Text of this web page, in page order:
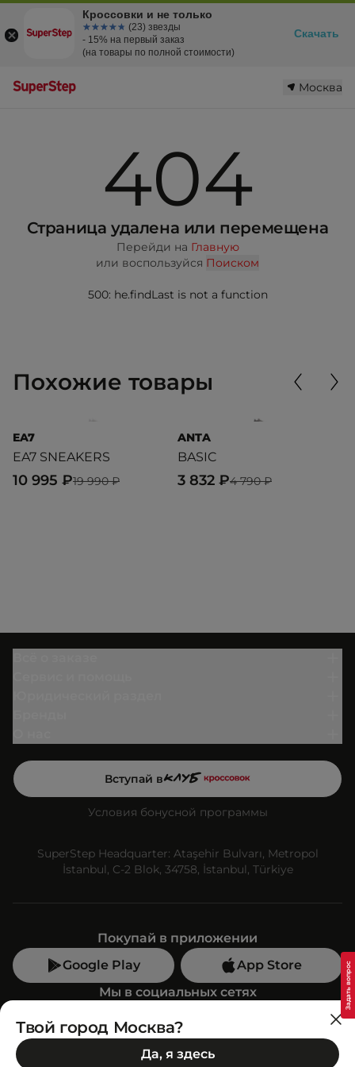
Москва
404
Страница удалена или перемещена
Перейди на Главную
или воспользуйся Поиском
500: he.findLast is not a function
Похожие товары
EA7
EA7 SNEAKERS
19 990 ₽
10 995 ₽
ANTA
BASIC
4 790 ₽
3 832 ₽
Вступай в
Условия бонусной программы
SuperStep Headquarter: Ataşehir Bulvarı, Metropol
İstanbul, C-2 Blok, 34758, İstanbul, Türkiye
Покупай в приложении
Google Play
App Store
Мы в социальных сетях
Позвони нам
+7 (499) 350-55-33
Твой город Москва?
Да, я здесь
Кроссовки и не только
☆☆☆☆☆
★★★★★ (23) звезды
- 15% на первый заказ
(на товары по полной стоимости)
Скачать